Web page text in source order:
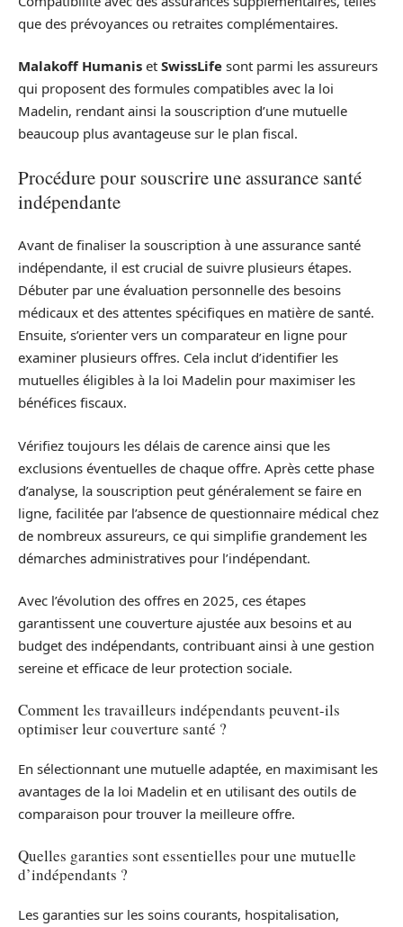
que des prévoyances ou retraites complémentaires.
Malakoff Humanis et SwissLife sont parmi les assureurs
qui proposent des formules compatibles avec la loi
Madelin, rendant ainsi la souscription d’une mutuelle
beaucoup plus avantageuse sur le plan fiscal.
Procédure pour souscrire une assurance santé
indépendante
Avant de finaliser la souscription à une assurance santé
indépendante, il est crucial de suivre plusieurs étapes.
Débuter par une évaluation personnelle des besoins
médicaux et des attentes spécifiques en matière de santé.
Ensuite, s’orienter vers un comparateur en ligne pour
examiner plusieurs offres. Cela inclut d’identifier les
mutuelles éligibles à la loi Madelin pour maximiser les
bénéfices fiscaux.
Vérifiez toujours les délais de carence ainsi que les
exclusions éventuelles de chaque offre. Après cette phase
d’analyse, la souscription peut généralement se faire en
ligne, facilitée par l’absence de questionnaire médical chez
de nombreux assureurs, ce qui simplifie grandement les
démarches administratives pour l’indépendant.
Avec l’évolution des offres en 2025, ces étapes
garantissent une couverture ajustée aux besoins et au
budget des indépendants, contribuant ainsi à une gestion
sereine et efficace de leur protection sociale.
Comment les travailleurs indépendants peuvent-ils
optimiser leur couverture santé ?
En sélectionnant une mutuelle adaptée, en maximisant les
avantages de la loi Madelin et en utilisant des outils de
comparaison pour trouver la meilleure offre.
Quelles garanties sont essentielles pour une mutuelle
d’indépendants ?
Les garanties sur les soins courants, hospitalisation,